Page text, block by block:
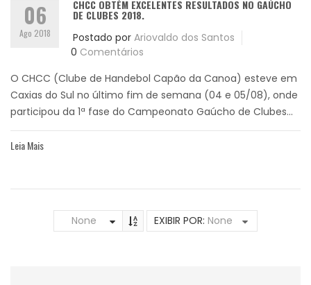
06
Ago 2018
CHCC OBTÉM EXCELENTES RESULTADOS NO GAÚCHO
DE CLUBES 2018.
Postado por Ariovaldo dos Santos
0 Comentários
O CHCC (Clube de Handebol Capão da Canoa) esteve em
Caxias do Sul no último fim de semana (04 e 05/08), onde
participou da 1ª fase do Campeonato Gaúcho de Clubes...
Leia Mais
None EXIBIR POR: None